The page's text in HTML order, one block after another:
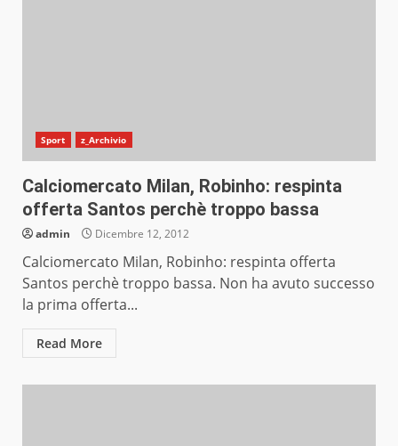
Sport z_Archivio
Calciomercato Milan, Robinho: respinta
offerta Santos perchè troppo bassa
admin Dicembre 12, 2012
Calciomercato Milan, Robinho: respinta offerta
Santos perchè troppo bassa. Non ha avuto successo
la prima offerta...
Read More